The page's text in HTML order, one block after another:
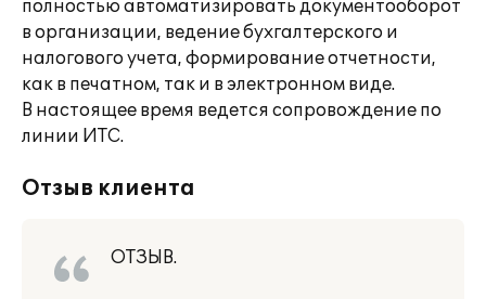
полностью автоматизировать документооборот
в организации, ведение бухгалтерского и
налогового учета, формирование отчетности,
как в печатном, так и в электронном виде.
В настоящее время ведется сопровождение по
линии ИТС.
Отзыв клиента
ОТЗЫВ.